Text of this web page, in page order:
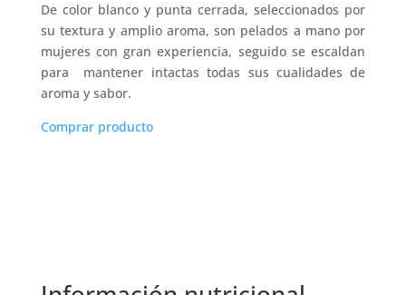
De color blanco y punta cerrada, seleccionados por
su textura y amplio aroma, son pelados a mano por
mujeres con gran experiencia, seguido se escaldan
para mantener intactas todas sus cualidades de
aroma y sabor.
Comprar producto